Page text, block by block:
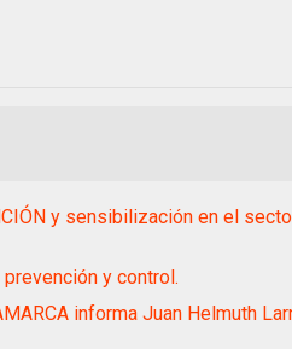
y sensibilización en el
y control.
informa Juan Helmuth